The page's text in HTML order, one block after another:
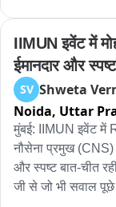
रुकावट के जारी करे।
हरियाणा के लोग और
हिस्से का पानी मांग
और कानून का राज
प्रयोगशाला भेजा गया है
कार्रवाई में 1454
अनुमानित कीमत
डेहमा स्थित अर्चना
चौधरी इंटरप्राइजेज
एफएसडीए
IIMUN इवेंट में
ईमानदार और स्पष्ट
SV Shweta
Noida, Uttar
मुंबई: IIMUN इवेंट में
नौसेना प्रमुख (CNS)
और स्पष्ट बात-चीत
जी से जो भी सवाल पूछे